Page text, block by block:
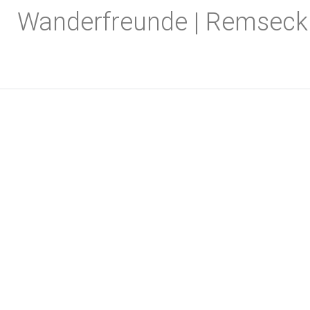
InhaltWanderfreunde | Remseck